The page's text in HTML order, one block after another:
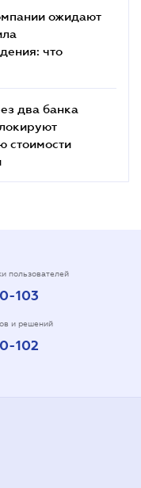
ожидают
что
два банка
стоимости
пользователей
103
и решений
102